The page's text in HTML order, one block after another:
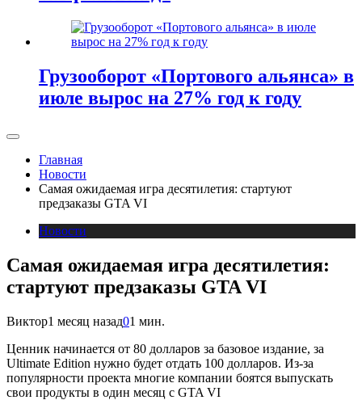
Грузооборот «Портового альянса» в
июле вырос на 27% год к году
Главная
Новости
Самая ожидаемая игра десятилетия: стартуют
предзаказы GTA VI
Новости
Самая ожидаемая игра десятилетия:
стартуют предзаказы GTA VI
Виктор1 месяц назад01 мин.
Ценник начинается от 80 долларов за базовое издание, за
Ultimate Edition нужно будет отдать 100 долларов. Из-за
популярности проекта многие компании боятся выпускать
свои продукты в один месяц с GTA VI